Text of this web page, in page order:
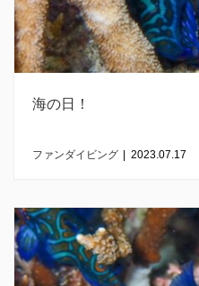
海の日！
ファンダイビング 2023.07.17